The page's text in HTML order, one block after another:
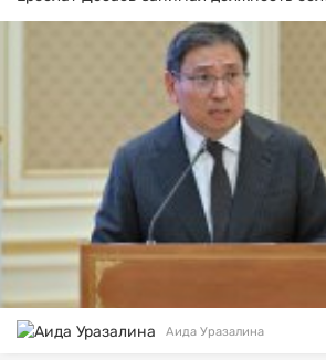
Аида Уразалина